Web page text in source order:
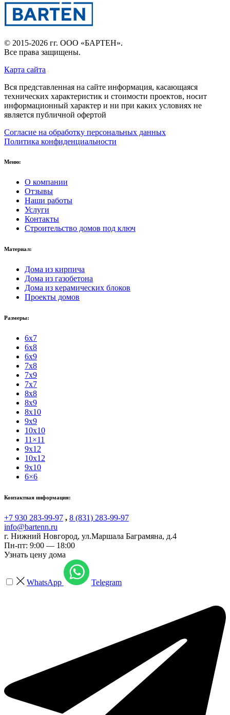
© 2015-2026 гг. ООО «БАРТЕН».
Все права защищены.
Карта сайта
Вся представленная на сайте информация, касающаяся
технических характеристик и стоимости проектов, носит
информационный характер и ни при каких условиях не
является публичной офертой
Согласие на обработку персональных данных
Политика конфиденциальности
Меню:
О компании
Отзывы
Наши работы
Услуги
Контакты
Строительство домов под ключ
Материал:
Дома из кирпича
Дома из газобетона
Дома из керамических блоков
Проекты домов
Размеры:
6x7
6x8
6x9
7x8
7x9
7x7
8x8
8x9
8x10
9x9
10x10
11×11
9x12
10x12
9x10
6×6
Контактная информация:
+7 930 283-99-97 , 8 (831) 283-99-97
info@bartenn.ru
г. Нижний Новгород, ул.Маршала Баграмяна, д.4
Пн-пт: 9:00 — 18:00
Узнать цену дома
WhatsApp Telegram